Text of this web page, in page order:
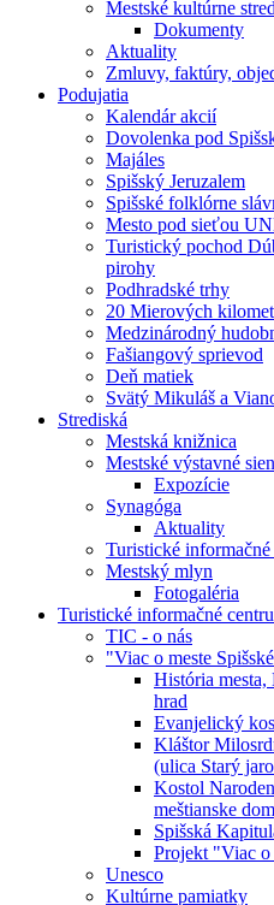
Mestské kultúrne
Dokumenty
Aktuality
Zmluvy, faktúry,
Podujatia
Kalendár akcií
Dovolenka pod
Majáles
Spišský Jeruzalem
Spišské folklórne
Mesto pod sieťou
Turistický pochod
pirohy
Podhradské trhy
20 Mierových
Medzinárodný
Fašiangový sprievod
Deň matiek
Svätý Mikuláš a
Strediská
Mestská knižnica
Mestské výstavné
Expozície
Synagóga
Aktuality
Turistické
Mestský mlyn
Fotogaléria
Turistické informačné
TIC - o nás
"Viac o meste
História mesta,
hrad
Evanjelický
Kláštor
(ulica Starý
Kostol
meštianske
Spišská
Projekt "Viac o
Unesco
Kultúrne pamiatky